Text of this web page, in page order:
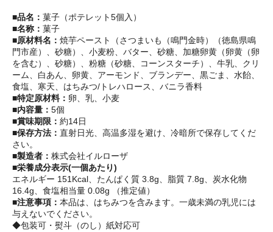
■品名： 菓子（ポテレット5個入）
■名称： 菓子
■原材料名： 焼芋ペースト（さつまいも（鳴門金時）（徳島県鳴
門市産）、砂糖）、小麦粉、バター、砂糖、加糖卵黄（卵黄（卵
を含む）、砂糖）、粉糖（砂糖、コーンスターチ）、牛乳、クリ
ーム、白あん、卵黄、アーモンド、ブランデー、黒ごま、水飴、
食塩、寒天、はちみつ/トレハロース、バニラ香料
■特定原材料： 卵、乳、小麦
■内容量： 5個
■賞味期限： 約14日
■保存方法： 直射日光、高温多湿を避け、冷暗所で保存してくだ
さい。
■製造者： 株式会社イルローザ
■栄養成分表示(一個あたり)
エネルギー 151Kcal、たんぱく質 3.8g、脂質 7.8g、炭水化物
16.4g、食塩相当量 0.08g （推定値）
■注意事項： 本品は、はちみつを含みます。一歳未満の乳児には
与えないでください。
◆包装可・熨斗（のし）紙対応可